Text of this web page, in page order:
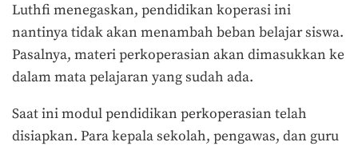
Luthfi menegaskan, pendidikan koperasi ini
nantinya tidak akan menambah beban belajar siswa.
Pasalnya, materi perkoperasian akan dimasukkan ke
dalam mata pelajaran yang sudah ada.
Saat ini modul pendidikan perkoperasian telah
disiapkan. Para kepala sekolah, pengawas, dan guru